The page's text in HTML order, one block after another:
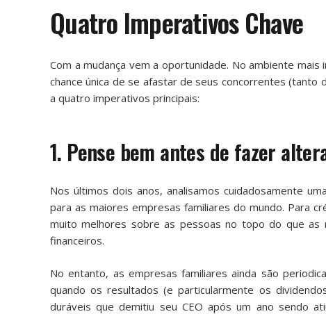
Quatro Imperativos Chave
Com a mudança vem a oportunidade. No ambiente
chance única de se afastar de seus concorrentes (tanto
a quatro imperativos principais:
1. Pense bem antes de fazer
Nos últimos dois anos, analisamos cuidadosamente
para as maiores empresas familiares do mundo. Para
muito melhores sobre as pessoas no topo do que
financeiros.
No entanto, as empresas familiares ainda são
quando os resultados (e particularmente os
duráveis ​​que demitiu seu CEO após um ano sendo